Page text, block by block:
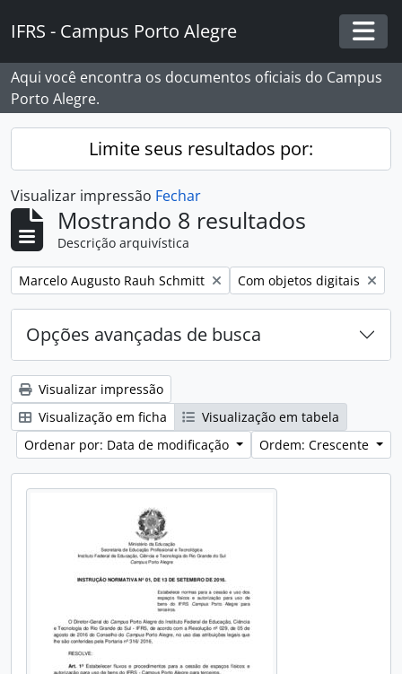
IFRS - Campus Porto Alegre
Aqui você encontra os documentos oficiais do Campus
Porto Alegre.
Limite seus resultados por:
Visualizar impressão Fechar
Mostrando 8 resultados
Descrição arquivística
Remover filtro:
Marcelo Augusto Rauh Schmitt Remover filtro:
Com objetos digitais
Opções avançadas de busca
Visualizar impressão
Visualização em ficha
Visualização em tabela
Ordenar por: Data de modificação
Ordem: Crescente